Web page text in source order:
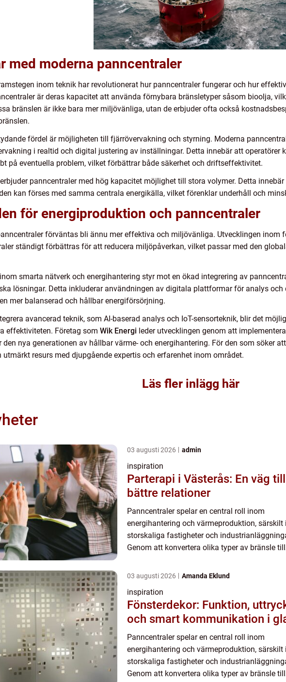
med moderna panncentraler
inom teknik har revolutionerat hur panncentraler fungerar och hur
är deras kapacitet att använda förnybara bränsletyper såsom bioolja,
bränslen är ikke bara mer miljövänliga, utan de erbjuder ofta också
fördel är möjligheten till fjärrövervakning och styrning. Moderna
i realtid och digital justering av inställningar. Detta innebär att operatörer
på eventuella problem, vilket förbättrar både säkerhet och driftseffektivitet.
panncentraler med hög kapacitet möjlighet till stora volymer. Detta
kan förses med samma centrala energikälla, vilket förenklar underhåll och
för energiproduktion och panncentraler
förväntas bli ännu mer effektiva och miljövänliga. Utvecklingen inom
ständigt förbättras för att reducera miljöpåverkan, vilket passar med den
smarta nätverk och energihantering styr mot en ökad integrering av
lösningar. Detta inkluderar användningen av digitala plattformar för analys
mer balanserad och hållbar energiförsörjning.
avancerad teknik, som AI-baserad analys och IoT-sensorteknik, blir det
effektiviteten. Företag som Wik Energi leder utvecklingen genom att
den nya generationen av hållbar värme- och energihantering. För den som söker
utmärkt resurs med djupgående expertis och erfarenhet inom området.
Läs fler inlägg här
03 augusti 2026 admin
inspiration
Parterapi i Västerås: En väg till
bättre relationer
Panncentraler spelar en central roll inom
energihantering och värmeproduktion, särskilt i
storskaliga fastigheter och
Genom att konvertera olika typer av bränsle till
03 augusti 2026 Amanda Eklund
inspiration
Fönsterdekor: Funktion,
och smart kommunikation i
Panncentraler spelar en central roll inom
energihantering och värmeproduktion, särskilt i
storskaliga fastigheter och
Genom att konvertera olika typer av bränsle till